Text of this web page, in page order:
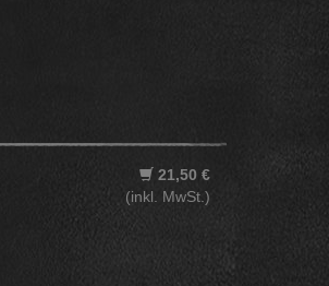
21,50 €
(inkl. MwSt.)